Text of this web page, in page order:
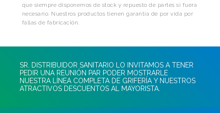
que siempre disponemos de stock y repuesto de partes si fuera
necesario. Nuestros productos tienen garantía de por vida por
fallas de fabricación.
SR. DISTRIBUIDOR SANITARIO LO INVITAMOS A TENER
PEDIR UNA REUNIÓN PAR PODER MOSTRARLE
NUESTRA LÍNEA COMPLETA DE GRIFERÍA Y NUESTROS
ATRACTIVOS DESCUENTOS AL MAYORISTA.